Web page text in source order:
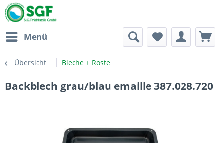
Menü
Übersicht Bleche + Roste
Backblech grau/blau emaille 387.028.720